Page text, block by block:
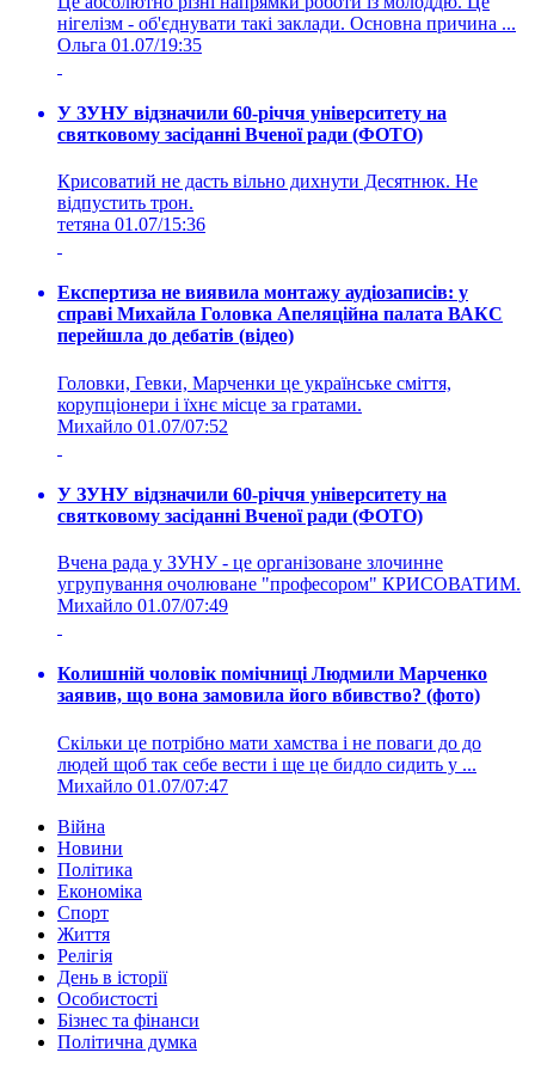
нігелізм - об'єднувати такі заклади. Основна причина ...
Ольга 01.07/19:35
У ЗУНУ відзначили 60-річчя університету на
святковому засіданні Вченої ради (ФОТО)
Крисоватий не дасть вільно дихнути Десятнюк. Не
відпустить трон.
тетяна 01.07/15:36
Експертиза не виявила монтажу аудіозаписів: у
справі Михайла Головка Апеляційна палата ВАКС
перейшла до дебатів (відео)
Головки, Гевки, Марченки це українське сміття,
корупціонери і їхнє місце за гратами.
Михайло 01.07/07:52
У ЗУНУ відзначили 60-річчя університету на
святковому засіданні Вченої ради (ФОТО)
Вчена рада у ЗУНУ - це організоване злочинне
угрупування очолюване "професором" КРИСОВАТИМ.
Михайло 01.07/07:49
Колишній чоловік помічниці Людмили Марченко
заявив, що вона замовила його вбивство? (фото)
Скільки це потрібно мати хамства і не поваги до до
людей щоб так себе вести і ще це бидло сидить у ...
Михайло 01.07/07:47
Війна
Новини
Політика
Економіка
Спорт
Життя
Релігія
День в історії
Особистості
Бізнес та фінанси
Політична думка